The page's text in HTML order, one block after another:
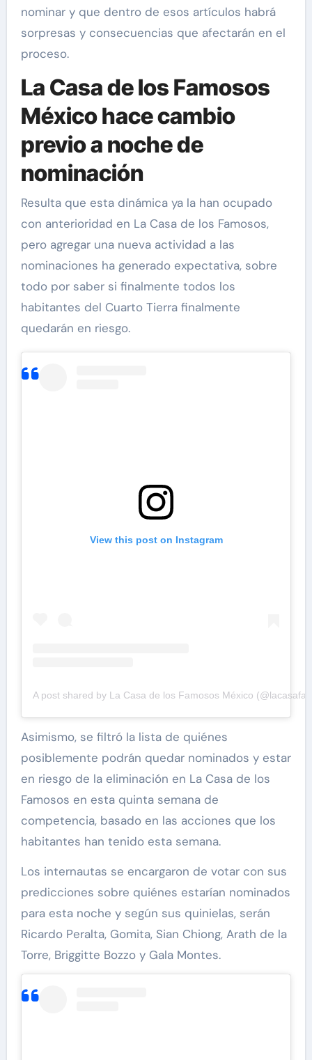
nominar y que dentro de esos artículos habrá
sorpresas y consecuencias que afectarán en el
proceso.
La Casa de los Famosos
México hace cambio
previo a noche de
nominación
Resulta que esta dinámica ya la han ocupado
con anterioridad en La Casa de los Famosos,
pero agregar una nueva actividad a las
nominaciones ha generado expectativa, sobre
todo por saber si finalmente todos los
habitantes del Cuarto Tierra finalmente
quedarán en riesgo.
View this post on Instagram
A post shared by La Casa de los Famosos México
Asimismo, se filtró la lista de quiénes
posiblemente podrán quedar nominados y estar
en riesgo de la eliminación en La Casa de los
Famosos en esta quinta semana de
competencia, basado en las acciones que los
habitantes han tenido esta semana.
Los internautas se encargaron de votar con sus
predicciones sobre quiénes estarían nominados
para esta noche y según sus quinielas, serán
Ricardo Peralta, Gomita, Sian Chiong, Arath de la
Torre, Briggitte Bozzo y Gala Montes.